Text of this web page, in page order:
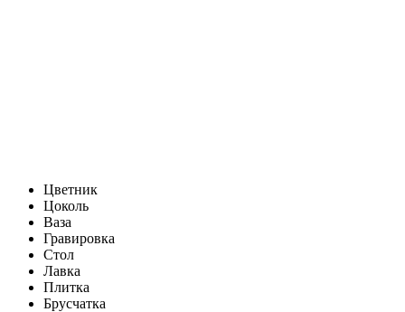
Цветник
Цоколь
Ваза
Гравировка
Стол
Лавка
Плитка
Брусчатка